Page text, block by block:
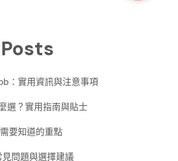
：實用資訊與注意事項
選？實用指南與貼士
要知道的重點
問題與選擇建議